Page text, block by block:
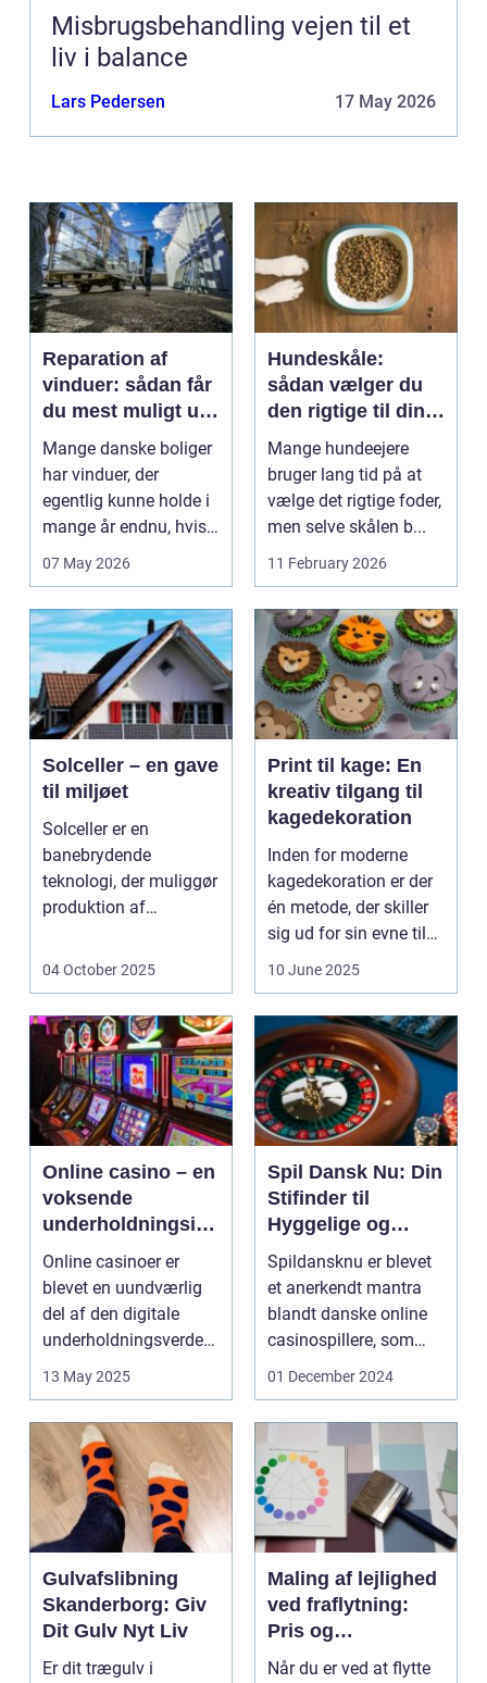
Misbrugsbehandling vejen til et
liv i balance
Lars Pedersen 17 May 2026
Reparation af
vinduer: sådan får
du mest muligt ud
af dine gamle
rammer
Mange danske boliger
har vinduer, der
egentlig kunne holde i
mange år endnu, hvis
de fik den r...
07 May 2026
Hundeskåle:
sådan vælger du
den rigtige til din
hund
Mange hundeejere
bruger lang tid på at
vælge det rigtige foder,
men selve skålen b...
11 February 2026
Solceller – en gave
til miljøet
Solceller er en
banebrydende
teknologi, der muliggør
produktion af
udnytt...
04 October 2025
Print til kage: En
kreativ tilgang til
kagedekoration
Inden for moderne
kagedekoration er der
én metode, der skiller
sig ud for sin evne til
at bri...
10 June 2025
Online casino – en
voksende
underholdningsind
ustri
Online casinoer er
blevet en uundværlig
del af den digitale
underholdningsverden.
Med den stad...
13 May 2025
Spil Dansk Nu: Din
Stifinder til
Hyggelige og
Underholdende
Online Casinoer
Spildansknu er blevet
et anerkendt mantra
blandt danske online
casinospillere, som
søger unde...
01 December 2024
Gulvafslibning
Skanderborg: Giv
Dit Gulv Nyt Liv
Er dit trægulv i
Maling af lejlighed
ved fraflytning:
Pris og
overvejelser
Når du er ved at flytte